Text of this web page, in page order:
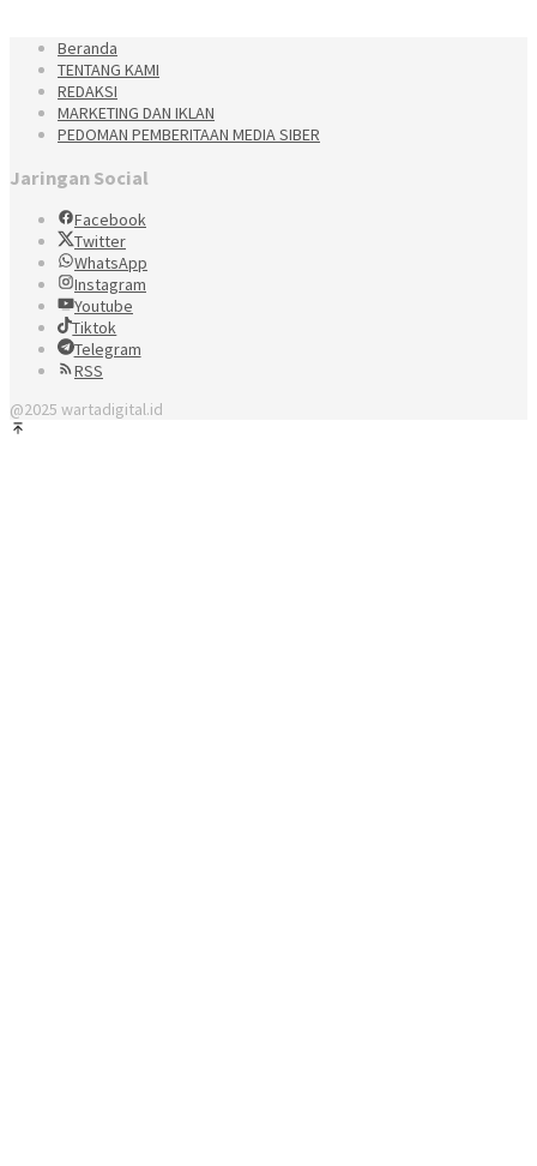
Beranda
TENTANG KAMI
REDAKSI
MARKETING DAN IKLAN
PEDOMAN PEMBERITAAN MEDIA SIBER
Jaringan Social
Facebook
Twitter
WhatsApp
Instagram
Youtube
Tiktok
Telegram
RSS
@2025 wartadigital.id